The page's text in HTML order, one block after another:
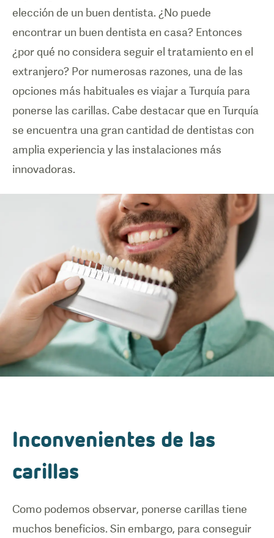
elección de un buen dentista. ¿No puede
encontrar un buen dentista en casa? Entonces
¿por qué no considera seguir el tratamiento en el
extranjero? Por numerosas razones, una de las
opciones más habituales es viajar a Turquía para
ponerse las carillas. Cabe destacar que en Turquía
se encuentra una gran cantidad de dentistas con
amplia experiencia y las instalaciones más
innovadoras.
Inconvenientes de las
carillas
Como podemos observar, ponerse carillas tiene
muchos beneficios. Sin embargo, para conseguir